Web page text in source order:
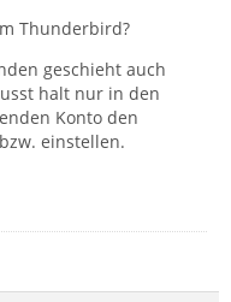
Thunderbird?
geschieht auch
halt nur in den
Konto den
einstellen.